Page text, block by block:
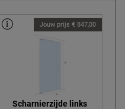
Jouw prijs € 847,00
Scharnierzijde links